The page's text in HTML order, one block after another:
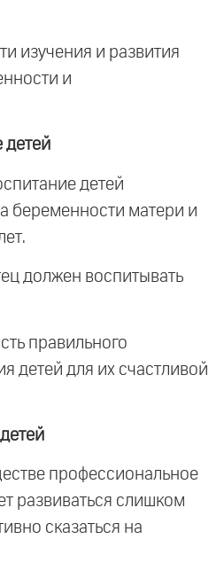
изучения и развития
и
детей
детей
беременности матери и
должен воспитывать
правильного
детей для их счастливой
профессиональное
развиваться слишком
сказаться на